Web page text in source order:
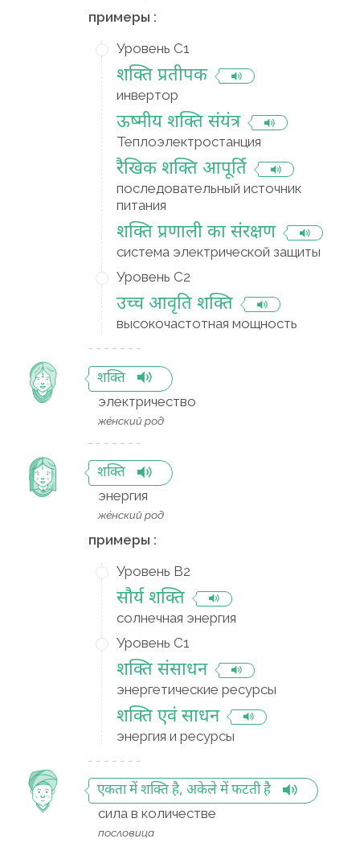
примеры :
Уровень C1
शक्ति प्रतीपक
инвертор
ऊष्मीय शक्ति संयंत्र
Теплоэлектростанция
रैखिक शक्ति आपूर्ति
последовательный источник
питания
शक्ति प्रणाली का संरक्षण
система электрической защиты
Уровень C2
उच्च आवृति शक्ति
высокочастотная мощность
शक्ति
электричество
же́нский род
शक्ति
энергия
же́нский род
примеры :
Уровень B2
सौर्य शक्ति
солнечная энергия
Уровень C1
शक्ति संसाधन
энергетические ресурсы
शक्ति एवं साधन
энергия и ресурсы
एकता में शक्ति है, अकेले में फटती है
сила в количестве
пословица